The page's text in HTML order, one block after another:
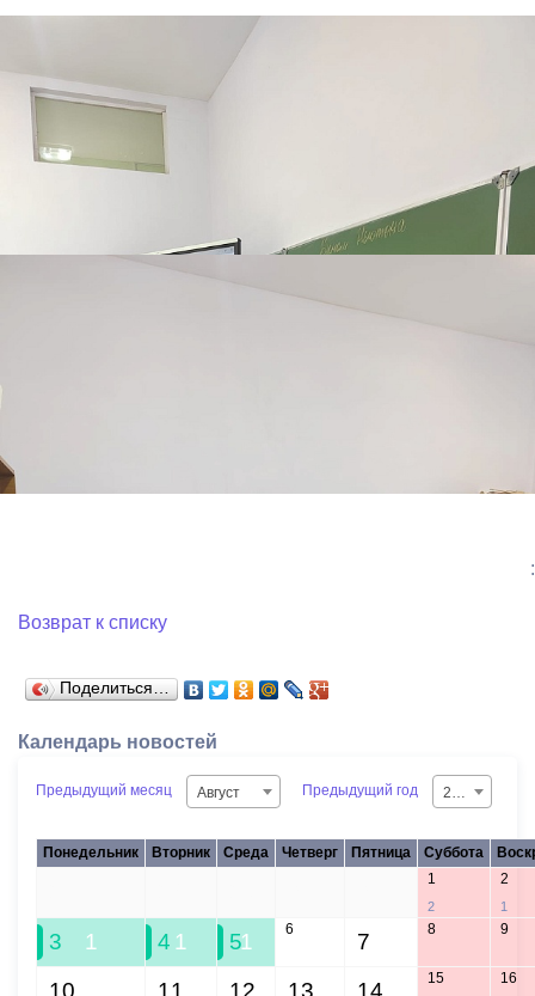
:
Возврат к списку
Поделиться…
Календарь новостей
Предыдущий месяц Август Предыдущий год 2026
Понедельник Вторник Среда Четверг Пятница Суббота
1
2
2
1
3 1 4 1 51 6 7 8 9
10 11 12 13 14 15 16